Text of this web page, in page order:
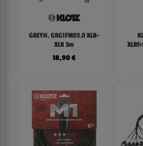
GREYH. GRG1FM03.0 XLR-
XLR 3m
18,90€